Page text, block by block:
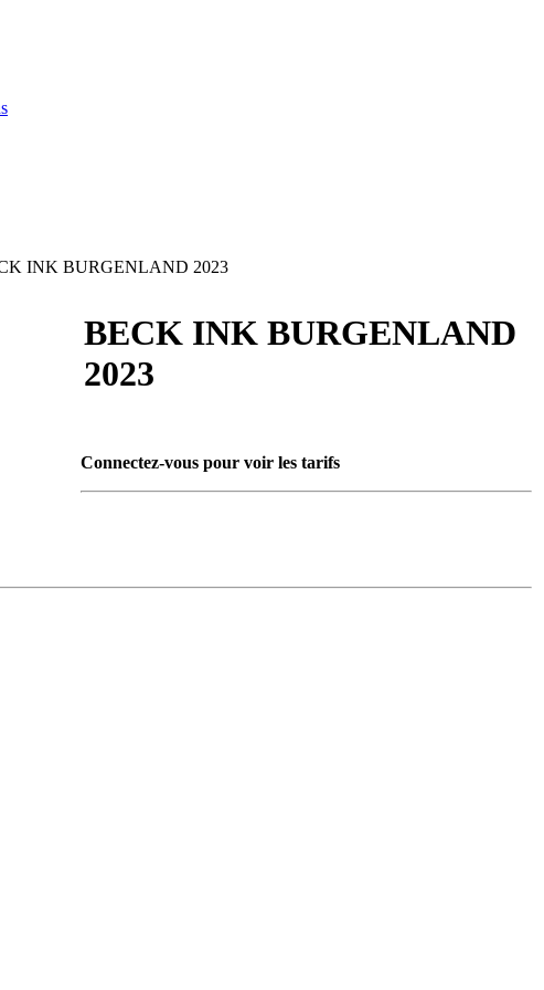
INK BURGENLAND 2023
BECK INK BURGENLAND
2023
Connectez-vous pour voir les tarifs